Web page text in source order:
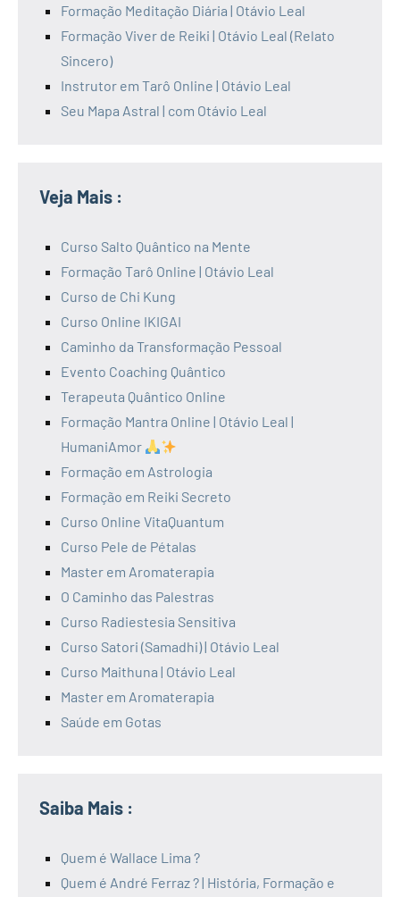
Formação Meditação Diária | Otávio Leal
Formação Viver de Reiki | Otávio Leal (Relato
Sincero)
Instrutor em Tarô Online | Otávio Leal
Seu Mapa Astral | com Otávio Leal
Veja Mais :
Curso Salto Quântico na Mente
Formação Tarô Online | Otávio Leal
Curso de Chi Kung
Curso Online IKIGAI
Caminho da Transformação Pessoal
Evento Coaching Quântico
Terapeuta Quântico Online
Formação Mantra Online | Otávio Leal |
HumaniAmor
Formação em Astrologia
Formação em Reiki Secreto
Curso Online VitaQuantum
Curso Pele de Pétalas
Master em Aromaterapia
O Caminho das Palestras
Curso Radiestesia Sensitiva
Curso Satori (Samadhi) | Otávio Leal
Curso Maithuna | Otávio Leal
Master em Aromaterapia
Saúde em Gotas
Saiba Mais :
Quem é Wallace Lima ?
Quem é André Ferraz ? | História, Formação e